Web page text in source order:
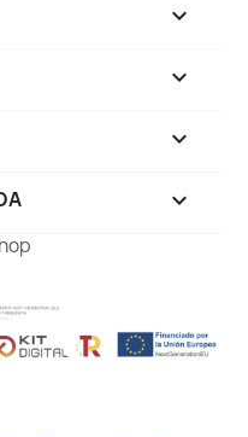



keyboard_arrow_down